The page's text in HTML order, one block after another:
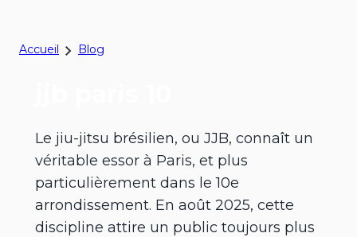
Accueil Blog
Le jiu-jitsu brésilien, ou JJB, connaît un
véritable essor à Paris, et plus
particulièrement dans le 10e
arrondissement. En août 2025, cette
discipline attire un public toujours plus